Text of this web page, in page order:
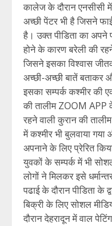
कालेज के दौरान एनसीसी
अच्छी पेंटर भी है जिसने
है। उक्त पीडिता का
होने के कारण बरेली की
जिसने इसका विश्वास
अच्छी-अच्छी बातें बताकर
इसका सम्पर्क कश्मीर की
की तालीम ZOOM APP
रहने वाली कुरान की
में कश्मीर भी बुलवाया गया
अपनाने के लिए प्रेरित
युवकों के सम्पर्क में भी
लोगों ने मिलकर इसे
पढाई के दौरान पीडिता के
बिक्री के लिए सोशल
दौरान देहरादून में वाल